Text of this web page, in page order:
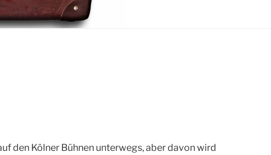
den Kölner Bühnen unterwegs, aber davon wird